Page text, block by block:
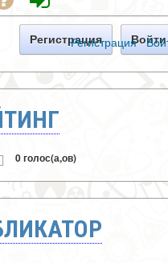
Регистрация ·
Регистрация Войти
0 голос(а,ов)